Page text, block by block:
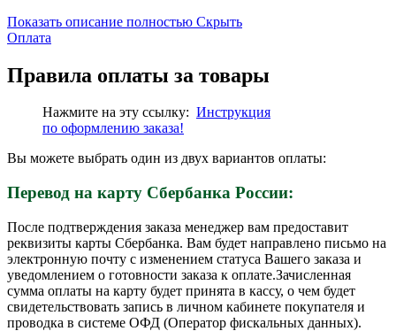
Показать описание полностью Скрыть
Оплата
Правила оплаты за товары
Нажмите на эту ссылку: Инструкция
по оформлению заказа!
Вы можете выбрать один из двух вариантов оплаты:
Перевод на карту Сбербанка России:
После подтверждения заказа менеджер вам предоставит
реквизиты карты Сбербанка. Вам будет направлено письмо на
электронную почту с изменением статуса Вашего заказа и
уведомлением о готовности заказа к оплате.Зачисленная
сумма оплаты на карту будет принята в кассу, о чем будет
свидетельствовать запись в личном кабинете покупателя и
проводка в системе ОФД (Оператор фискальных данных).